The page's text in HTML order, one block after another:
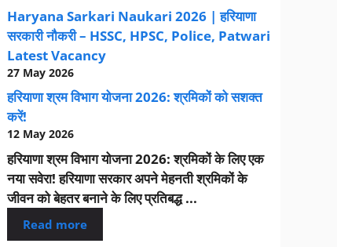
Haryana Sarkari Naukari 2026 | हरियाणा
सरकारी नौकरी – HSSC, HPSC, Police, Patwari
Latest Vacancy
27 May 2026
हरियाणा श्रम विभाग योजना 2026: श्रमिकों को सशक्त
करें!
12 May 2026
हरियाणा श्रम विभाग योजना 2026: श्रमिकों के लिए एक
नया सवेरा! हरियाणा सरकार अपने मेहनती श्रमिकों के
जीवन को बेहतर बनाने के लिए प्रतिबद्ध ...
Read more